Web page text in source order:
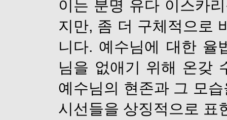
이는 분명 유다 이스카
지만, 좀 더 구체적으로
니다. 예수님에 대한 율
님을 없애기 위해 온갖
예수님의 현존과 그 모
시선들을 상징적으로 표